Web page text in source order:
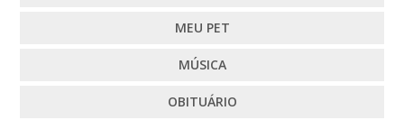
MEU PET
MÚSICA
OBITUÁRIO